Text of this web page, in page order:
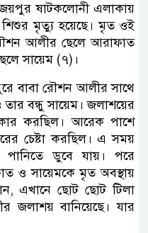
ষাটকলোনী এলাকায়
মৃত্যু হয়েছে। মৃত ওই
আলীর ছেলে আরাফাত
সায়েম (৭)।
বাবা রৌশন আলীর সাথে
বন্ধু সায়েম। জলাশয়ের
করছিল। আরেক পাশে
চেষ্টা করছিল। এ সময়
পানিতে ডুবে যায়। পরে
ও সায়েমকে মৃত অবস্থায়
এখানে ছোট ছোট টিলা
জলাশয় বানিয়েছে। যার